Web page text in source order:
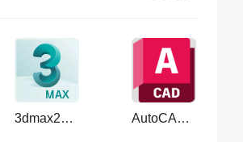
3dmax2020【3dsmax2020安装教程】中文破解版 AutoCAD2026 中文完整版